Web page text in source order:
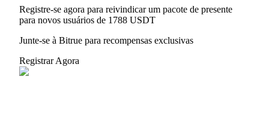
Registre-se agora para reivindicar um pacote de presente
para novos usuários de 1788 USDT
Junte-se à Bitrue para recompensas exclusivas
Registrar Agora